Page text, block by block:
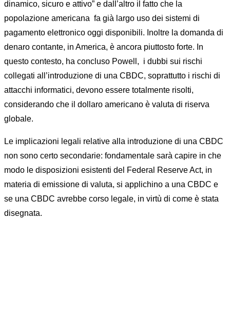
dinamico, sicuro e attivo” e dall’altro il fatto che la
popolazione americana fa già largo uso dei sistemi di
pagamento elettronico oggi disponibili. Inoltre la domanda di
denaro contante, in America, è ancora piuttosto forte. In
questo contesto, ha concluso Powell, i dubbi sui rischi
collegati all’introduzione di una CBDC, soprattutto i rischi di
attacchi informatici, devono essere totalmente risolti,
considerando che il dollaro americano è valuta di riserva
globale.
Le implicazioni legali relative alla introduzione di una CBDC
non sono certo secondarie: fondamentale sarà capire in che
modo le disposizioni esistenti del Federal Reserve Act, in
materia di emissione di valuta, si applichino a una CBDC e
se una CBDC avrebbe corso legale, in virtù di come è stata
disegnata.